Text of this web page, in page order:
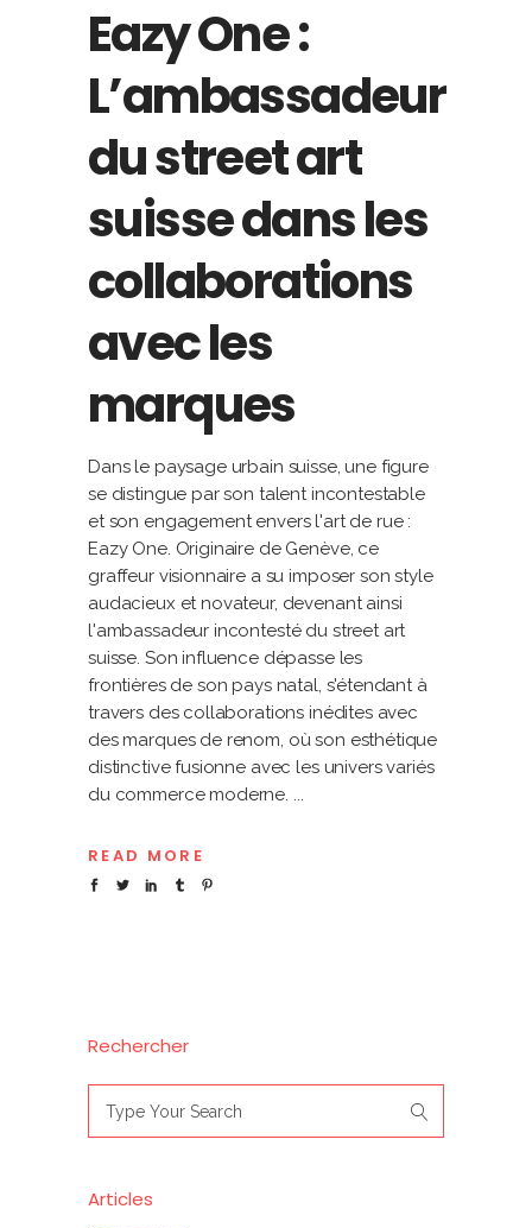
Eazy One :
L’ambassadeur
du street art
suisse dans les
collaborations
avec les
marques
Dans le paysage urbain suisse, une figure
se distingue par son talent incontestable
et son engagement envers l'art de rue :
Eazy One. Originaire de Genève, ce
graffeur visionnaire a su imposer son style
audacieux et novateur, devenant ainsi
l'ambassadeur incontesté du street art
suisse. Son influence dépasse les
frontières de son pays natal, s'étendant à
travers des collaborations inédites avec
des marques de renom, où son esthétique
distinctive fusionne avec les univers variés
du commerce moderne.
READ MORE
Rechercher
for:
Articles